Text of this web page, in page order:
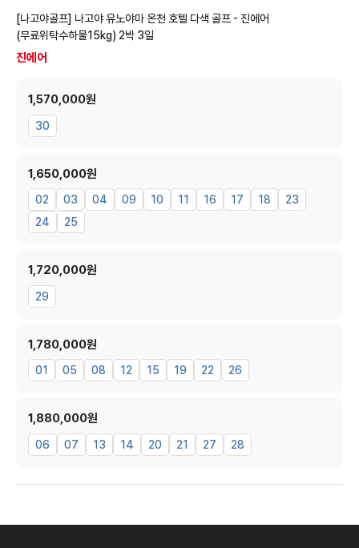
[나고야골프] 나고야 유노야마 온천 호텔 다색 골프 - 진에어
(무료위탁수하물15kg) 2박 3일
진에어
1,570,000원
30
1,650,000원
02 03 04 09 10 11 16 17 18
23
24
25
1,720,000원
29
1,780,000원
01 05 08 12 15 19 22 26
1,880,000원
06 07 13 14 20 21 27 28